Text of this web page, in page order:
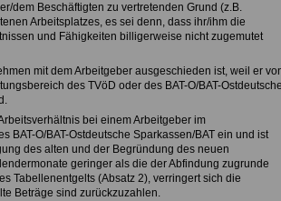
dem Beschäftigten zu vertretenden Grund (z.B.
Arbeitsplatzes, es sei denn, dass ihr/ihm die
und Fähigkeiten billigerweise nicht zugemutet
mit dem Arbeitgeber ausgeschieden ist, weil er
des TVöD oder des BAT-O/BAT-
bei einem Arbeitgeber im
BAT-O/BAT-Ostdeutsche Sparkassen/BAT ein und ist
des alten und der Begründung des neuen
geringer als die der Abfindung zugrunde
Tabellenentgelts (Absatz 2), verringert sich die
Beträge sind zurückzuzahlen.